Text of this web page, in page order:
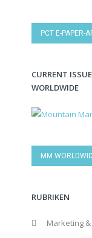
PCT E-PAPER-
CURRENT
WORLDWIDE
MM
RUBRIKEN
Marketing